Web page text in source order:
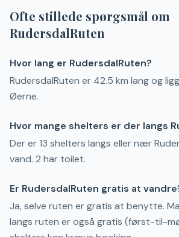
Ofte stillede spørgsmål om
RudersdalRuten
Hvor lang er RudersdalRuten?
RudersdalRuten er 42.5 km lang og
Øerne.
Hvor mange shelters er der langs
Der er 13 shelters langs eller nær
vand. 2 har toilet.
Er RudersdalRuten gratis at
Ja, selve ruten er gratis at benytte.
langs ruten er også gratis (først-til-